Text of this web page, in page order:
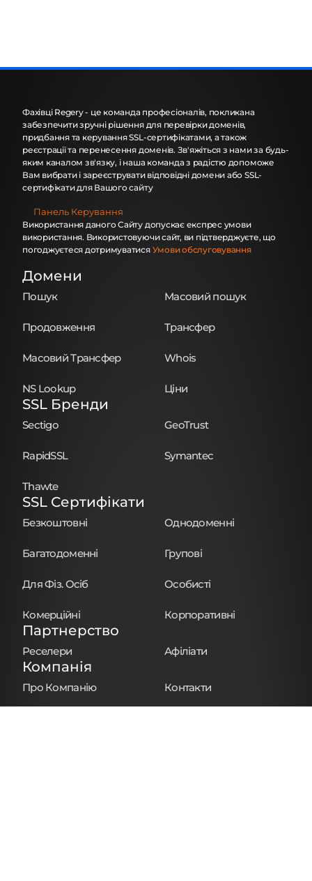
Фахівці Regery - це команда професіоналів, покликана
забезпечити зручні рішення для перевірки доменів,
придбання та керування SSL-сертифікатами, а також
реєстрації та перенесення доменів. Зв'яжіться з нами за будь-
яким каналом зв'язку, і наша команда з радістю допоможе
Вам вибрати і зареєструвати відповідні домени або SSL-
сертифікати для Вашого сайту
Панель Керування
Використання даного Сайту допускає експрес умови
використання. Використовуючи сайт, ви підтверджуєте, що
погоджуєтеся дотримуватися Умови обслуговування
Домени
Пошук Масовий пошук
Продовження Трансфер
Масовий Трансфер Whois
NS Lookup Ціни
SSL Бренди
Sectigo GeoTrust
RapidSSL Symantec
Thawte
SSL Сертифікати
Безкоштовні Однодоменні
Багатодоменні Групові
Для Фіз. Осіб Особисті
Комерційні Корпоративні
Партнерство
Реселери Афіліати
Компанія
Про Компанію Контакти